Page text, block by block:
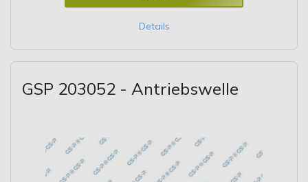
Details
GSP 203052 - Antriebswelle